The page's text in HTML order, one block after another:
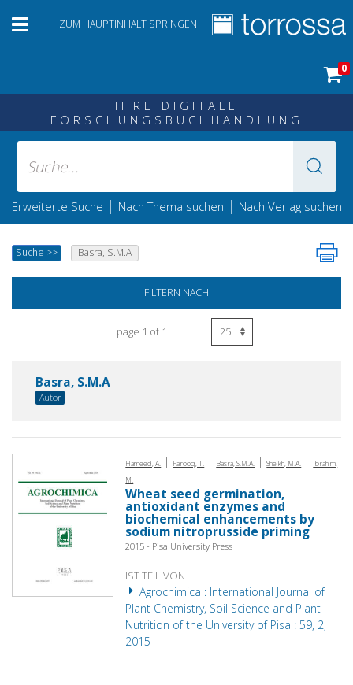
ZUM HAUPTINHALT SPRINGEN
0
IHRE DIGITALE
FORSCHUNGSBUCHHANDLUNG
Erweiterte Suche | Nach Thema suchen | Nach Verlag suchen
Suche >> Basra, S.M.A
FILTERN NACH
page 1 of 1
Basra, S.M.A
Autor
Hameed, A. | Farooq, T. | Basra, S.M.A. | Sheikh, M.A. |
Ibrahim,
M.
Wheat seed germination,
antioxidant enzymes and
biochemical enhancements by
sodium nitroprusside priming
2015 - Pisa University Press
IST TEIL VON
Agrochimica : International Journal of
Plant Chemistry, Soil Science and Plant
Nutrition of the University of Pisa : 59, 2,
2015